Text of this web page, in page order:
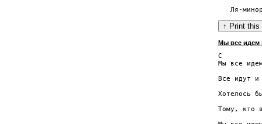
Мы все идем
C
Мы все
Все идут и
Хотелось
Тому, кто